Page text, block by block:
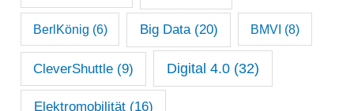
BerlKönig (6) Big Data(20) BMVI (8)
CleverShuttle (9) Digital 4.0(32)
Elektromobilität(16)